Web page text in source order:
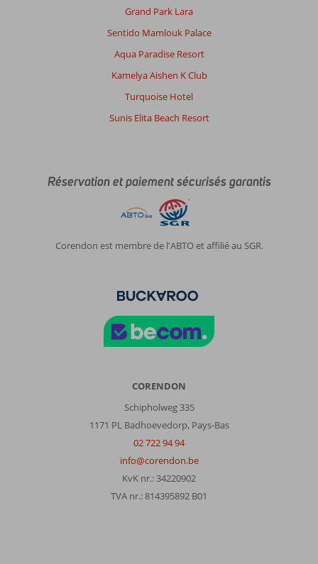
Grand Park Lara
Sentido Mamlouk Palace
Aqua Paradise Resort
Kamelya Aishen K Club
Turquoise Hotel
Sunis Elita Beach Resort
Réservation et paiement sécurisés garantis
Corendon est membre de l'ABTO et affilié au SGR.
CORENDON
Schipholweg 335
1171 PL Badhoevedorp, Pays-Bas
02 722 94 94
info@corendon.be
KvK nr.: 34220902
TVA nr.: 814395892 B01